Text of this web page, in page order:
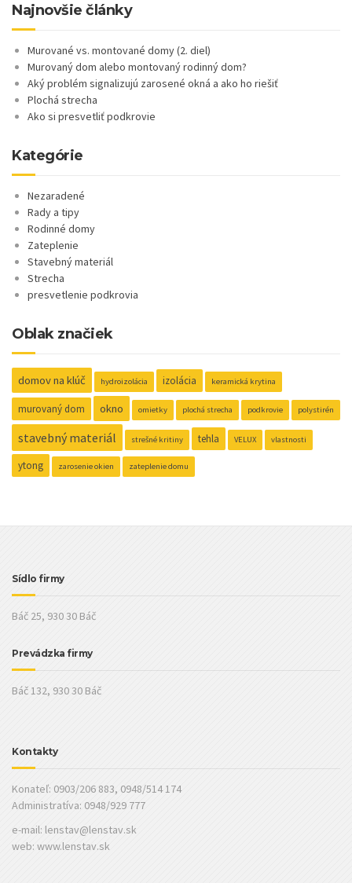
Najnovšie články
Murované vs. montované domy (2. diel)
Murovaný dom alebo montovaný rodinný dom?
Aký problém signalizujú zarosené okná a ako ho riešiť
Plochá strecha
Ako si presvetliť podkrovie
Kategórie
Nezaradené
Rady a tipy
Rodinné domy
Zateplenie
Stavebný materiál
Strecha
presvetlenie podkrovia
Oblak značiek
domov na klúč hydroizolácia izolácia keramická krytina
murovaný dom okno omietky plochá strecha podkrovie polystirén
stavebný materiál strešné kritiny tehla VELUX vlastnosti
ytong zarosenie okien zateplenie domu
Sídlo firmy
Báč 25, 930 30 Báč
Prevádzka firmy
Báč 132, 930 30 Báč
Kontakty
Konateľ: 0903/206 883, 0948/514 174
Administratíva: 0948/929 777
e-mail: lenstav@lenstav.sk
web: www.lenstav.sk